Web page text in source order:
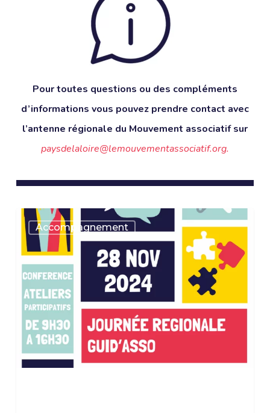
Pour toutes questions ou des compléments
d’informations vous pouvez prendre contact avec
l’antenne régionale du Mouvement associatif sur
paysdelaloire@lemouvementassociatif.org.
Journée
régionale
Guid’asso
Accompagnement